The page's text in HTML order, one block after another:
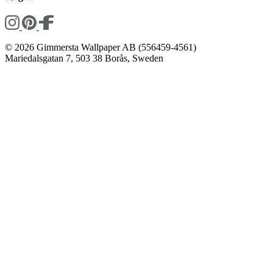
© 2026 Gimmersta Wallpaper AB (556459-4561)
Mariedalsgatan 7, 503 38 Borås, Sweden